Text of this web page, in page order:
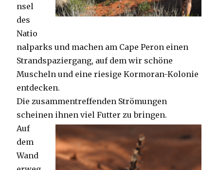
nsel
des
Natio
nalparks und machen am Cape Peron einen
Strandspaziergang, auf dem wir schöne
Muscheln und eine riesige Kormoran-Kolonie
entdecken.
Die zusammentreffenden Strömungen
scheinen ihnen viel Futter zu bringen.
Auf
dem
Wand